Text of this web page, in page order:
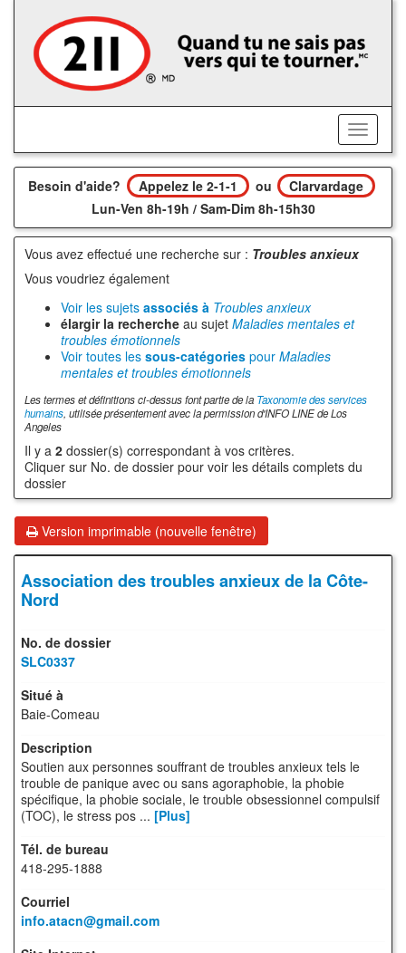
contenu
principal
Activer/
le
menu
Besoin d'aide? Appelez le 2-1-1 ou
Clarvardage
Lun-Ven 8h-19h / Sam-Dim 8h-15h30
Vous avez effectué une recherche sur : Troubles anxieux
Vous voudriez également
Voir les sujetsassociés à Troubles anxieux
élargir la recherche au sujetMaladies mentales et
troubles émotionnels
Voir toutes lessous-catégories pourMaladies
mentales et troubles émotionnels
Les termes et définitions ci-dessus font partie de la Taxonomie des services
humains, utilisée présentement avec la permission d'INFO LINE de Los
Angeles
Il y a2 dossier(s) correspondant à vos critères.
Cliquer sur No. de dossier pour voir les détails complets du
dossier
Version imprimable (nouvelle fenêtre)
Association des troubles anxieux de la Côte-
Nord
SLC0337
Baie-Comeau
Soutien aux personnes souffrant de troubles anxieux tels le
trouble de panique avec ou sans agoraphobie, la phobie
spécifique, la phobie sociale, le trouble obsessionnel compulsif
(TOC), le stress pos ... [Plus]
418-295-1888
info.atacn@gmail.com